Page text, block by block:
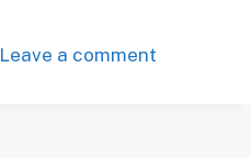
Leave a comment